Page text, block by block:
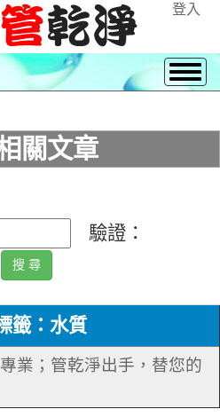
登入
關文章
驗證：
籤：水質
業；管乾淨出手，替您的